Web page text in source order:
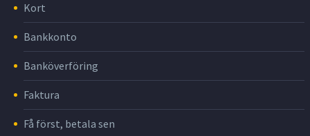
Kort
Bankkonto
Banköverföring
Faktura
Få först, betala sen